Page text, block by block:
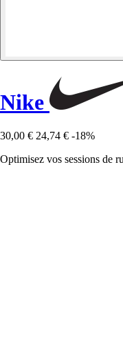
Nike
30,00 € 24,74 € -18%
Optimisez vos sessions de